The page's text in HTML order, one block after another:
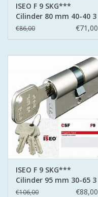
ISEO F 9 SKG***
Cilinder 80 mm 40-40 3
sleutels
€86,00 €71,00
ISEO F 9 SKG***
Cilinder 95 mm 30-65 3
sleutels
€106,00 €88,00